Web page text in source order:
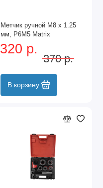
Метчик ручной М8 х 1.25
мм, Р6М5 Matrix
320 р.
370 р.
В корзину